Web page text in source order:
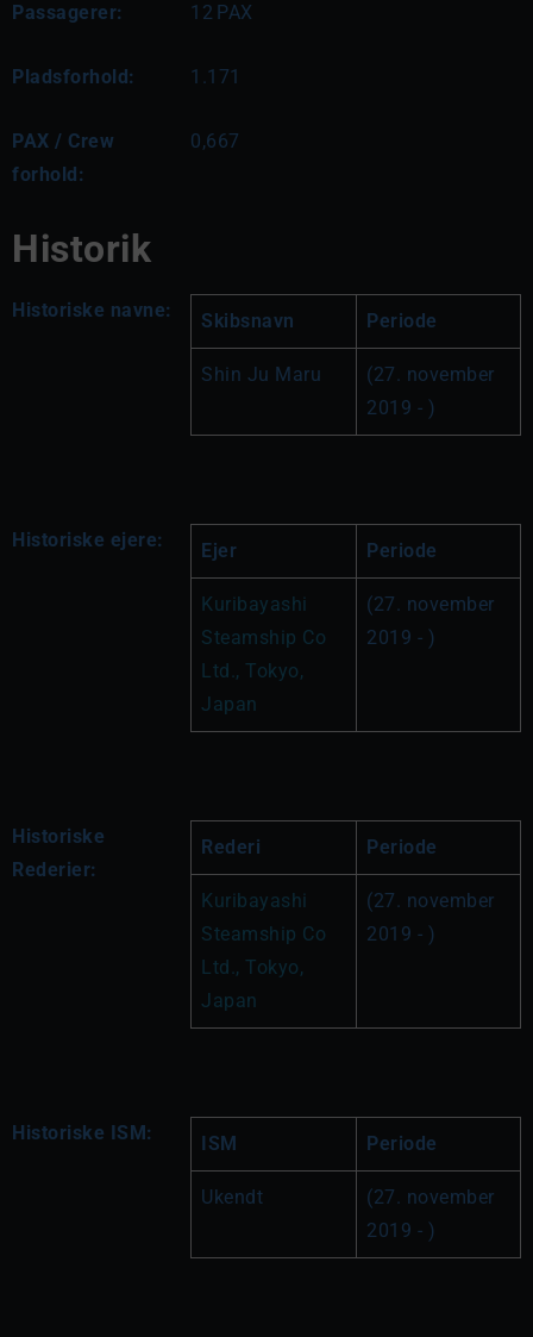
Passagerer: 12 PAX
Pladsforhold: 1.171
PAX / Crew
forhold:
0,667
Historik
Historiske navne: Skibsnavn Periode
Shin Ju Maru
(27. november
2019 - )
Historiske ejere: Ejer Periode
Kuribayashi
Steamship Co
Ltd., Tokyo,
Japan
(27. november
2019 - )
Historiske
Rederier:
Rederi Periode
Kuribayashi
Steamship Co
Ltd., Tokyo,
Japan
(27. november
2019 - )
Historiske ISM: ISM Periode
Ukendt
(27. november
2019 - )